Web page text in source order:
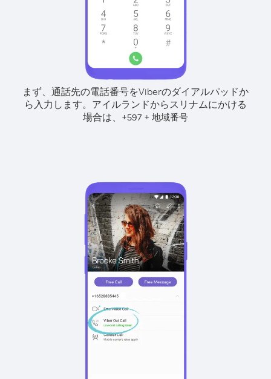
まず、通話先の電話番号をViberのダイアルパッドか
ら入力します。 アイルランドからスリナムにかける
場合は、 +597 + 地域番号